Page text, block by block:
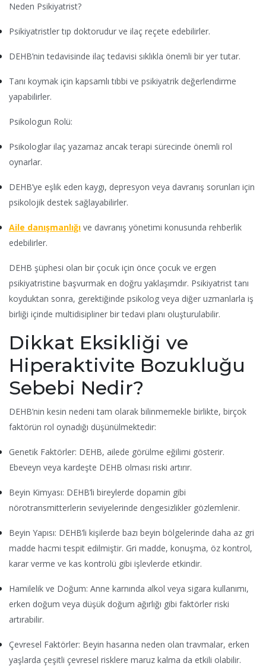
Neden Psikiyatrist?
Psikiyatristler tıp doktorudur ve ilaç reçete edebilirler.
DEHB’nin tedavisinde ilaç tedavisi sıklıkla önemli bir yer tutar.
Tanı koymak için kapsamlı tıbbi ve psikiyatrik değerlendirme
yapabilirler.
Psikologun Rolü:
Psikologlar ilaç yazamaz ancak terapi sürecinde önemli rol
oynarlar.
DEHB’ye eşlik eden kaygı, depresyon veya davranış sorunları için
psikolojik destek sağlayabilirler.
Aile danışmanlığı ve davranış yönetimi konusunda rehberlik
edebilirler.
DEHB şüphesi olan bir çocuk için önce çocuk ve ergen
psikiyatristine başvurmak en doğru yaklaşımdır. Psikiyatrist tanı
koyduktan sonra, gerektiğinde psikolog veya diğer uzmanlarla iş
birliği içinde multidisipliner bir tedavi planı oluşturulabilir.
Dikkat Eksikliği ve
Hiperaktivite Bozukluğu
Sebebi Nedir?
DEHB’nin kesin nedeni tam olarak bilinmemekle birlikte, birçok
faktörün rol oynadığı düşünülmektedir:
Genetik Faktörler: DEHB, ailede görülme eğilimi gösterir.
Ebeveyn veya kardeşte DEHB olması riski artırır.
Beyin Kimyası: DEHB’li bireylerde dopamin gibi
nörotransmitterlerin seviyelerinde dengesizlikler gözlemlenir.
Beyin Yapısı: DEHB’li kişilerde bazı beyin bölgelerinde daha az gri
madde hacmi tespit edilmiştir. Gri madde, konuşma, öz kontrol,
karar verme ve kas kontrolü gibi işlevlerde etkindir.
Hamilelik ve Doğum: Anne karnında alkol veya sigara kullanımı,
erken doğum veya düşük doğum ağırlığı gibi faktörler riski
artırabilir.
Çevresel Faktörler: Beyin hasarına neden olan travmalar, erken
yaşlarda çeşitli çevresel risklere maruz kalma da etkili olabilir.